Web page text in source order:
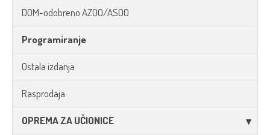
DOM-odobreno AZOO/ASOO
Programiranje
Ostala izdanja
Rasprodaja
OPREMA ZA UČIONICE